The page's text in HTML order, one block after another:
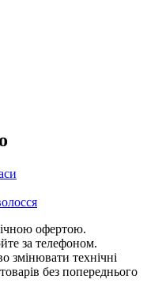
офертою.
за телефоном.
змінювати технічні
без попереднього